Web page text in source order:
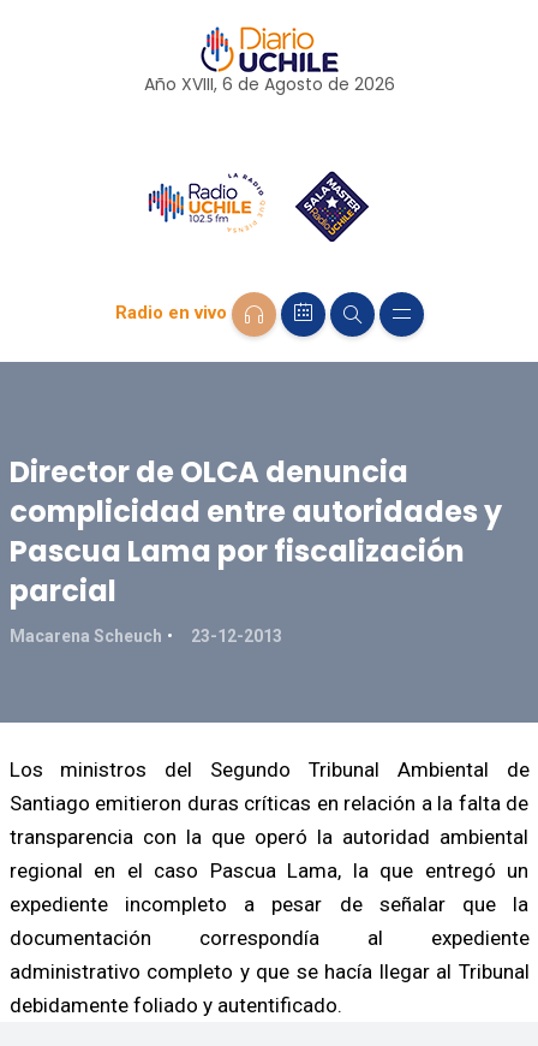
Año XVIII, 6 de Agosto de 2026
Radio en vivo
Director de OLCA denuncia
complicidad entre autoridades y
Pascua Lama por fiscalización
parcial
Macarena Scheuch 23-12-2013
Los ministros del Segundo Tribunal Ambiental de
Santiago emitieron duras críticas en relación a la falta de
transparencia con la que operó la autoridad ambiental
regional en el caso Pascua Lama, la que entregó un
expediente incompleto a pesar de señalar que la
documentación correspondía al expediente
administrativo completo y que se hacía llegar al Tribunal
debidamente foliado y autentificado.